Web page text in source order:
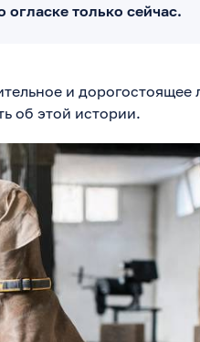
только сейчас.
и дорогостоящее
об этой истории.